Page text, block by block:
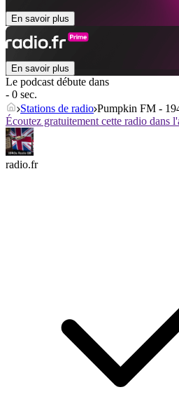
En savoir plus
En savoir plus
Le podcast débute dans
- 0 sec.
Stations de radio Pumpkin FM -
Écoutez gratuitement cette radio dans
radio.fr